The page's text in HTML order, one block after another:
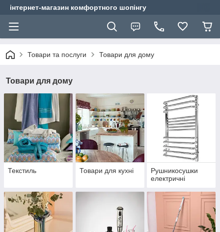
інтернет-магазин комфортного шопінгу
Товари та послуги Товари для дому
Товари для дому
Текстиль Товари для кухні
Рушникосушки
електричні